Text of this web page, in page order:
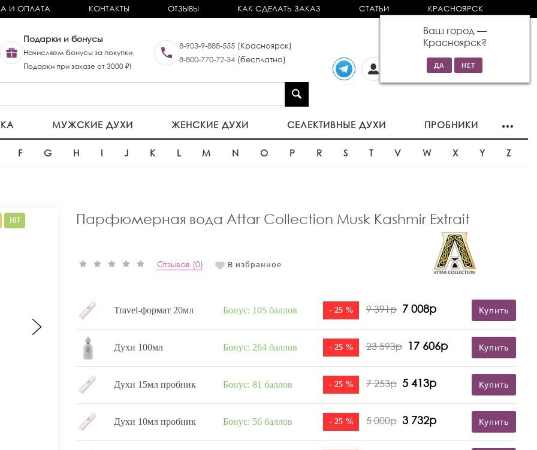
И ОПЛАТА КОНТАКТЫ ОТЗЫВЫ КАК СДЕЛАТЬ ЗАКАЗ СТАТЬИ КРАСНОЯРСК
Ваш город —
Красноярск?
Подарки и бонусы
Начисляем бонусы за покупки.
Подарки при заказе от 3000 ₽!
8-903-9-888-555 (Красноярск)
8-800-770-72-34 (бесплатно)
0 товаров
на сумму 0р
МУЖСКИЕ ДУХИ ЖЕНСКИЕ ДУХИ СЕЛЕКТИВНЫЕ ДУХИ ПРОБНИКИ
F G H I J K L M N O P R S T V W X Y Z
HIT Парфюмерная вода Attar Collection Musk Kashmir Extrait
Отзывов (0) В избранное
Travel-формат 20мл Бонус: 105 баллов - 25 % 9 391р 7 008р Купить
Духи 100мл Бонус: 264 баллов - 25 % 23 593р 17 606р Купить
Духи 15мл пробник Бонус: 81 баллов - 25 % 7 253р 5 413р Купить
Духи 10мл пробник Бонус: 56 баллов - 25 % 5 000р 3 732р Купить